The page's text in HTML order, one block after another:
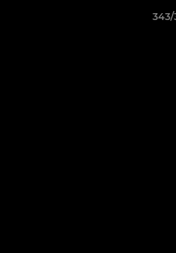
343/